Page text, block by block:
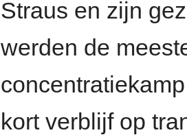
Straus en zijn
werden de
kort verblijf op